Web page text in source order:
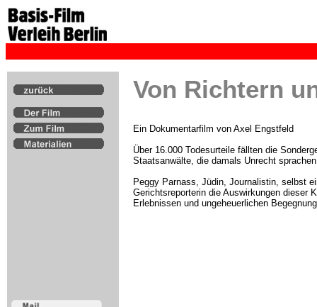
Von Richtern
Ein Dokumentarfilm von Axel Engstfeld
Über 16.000 Todesurteile fällten die
Staatsanwälte, die damals Unrecht
Peggy Parnass, Jüdin, Journalistin, selbst
Gerichtsreporterin die Auswirkungen dieser
Erlebnissen und ungeheuerlichen